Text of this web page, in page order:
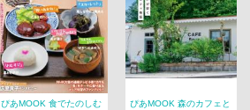
ぴあMOOK 食でたのしむ
ぴあMOOK 森のカフェと